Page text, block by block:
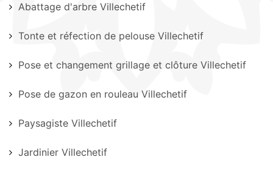
Abattage d'arbre Villechetif
Tonte et réfection de pelouse Villechetif
Pose et changement grillage et clôture Villechetif
Pose de gazon en rouleau Villechetif
Paysagiste Villechetif
Jardinier Villechetif